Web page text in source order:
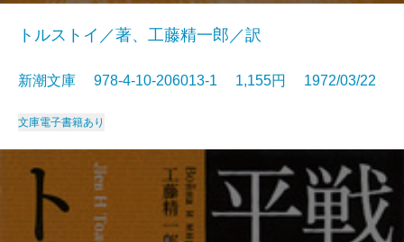
トルストイ／著、工藤精一郎／訳
新潮文庫 978-4-10-206013-1 1,155円 1972/03/22
文庫電子書籍あり